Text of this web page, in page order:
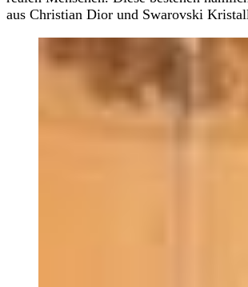
aus Christian Dior und Swarovski